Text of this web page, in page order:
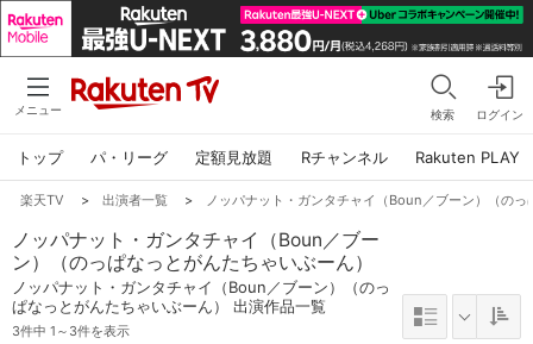
メニュー 検索 ログイン
トップ パ・リーグ 定額見放題 Rチャンネル Rakuten PLAY
楽天TV > 出演者一覧 > ノッパナット・ガンタチャイ（Boun／ブーン）（の
ノッパナット・ガンタチャイ（Boun／ブー
ン）（のっぱなっとがんたちゃいぶーん）
ノッパナット・ガンタチャイ（Boun／ブーン）（のっ
ぱなっとがんたちゃいぶーん） 出演作品一覧
3件中 1～3件を表示